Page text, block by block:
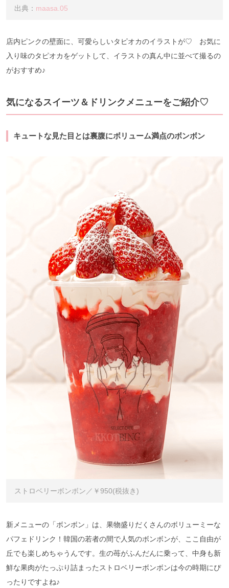
出典： maasa.05
店内ピンクの壁面に、可愛らしいタピオカのイラストが♡ お気に
入り味のタピオカをゲットして、イラストの真ん中に並べて撮るの
がおすすめ♪
気になるスイーツ＆ドリンクメニューをご紹介♡
キュートな見た目とは裏腹にボリューム満点のボンボン
ストロベリーボンボン／￥950(税抜き)
新メニューの「ボンボン」は、果物盛りだくさんのボリューミーな
パフェドリンク！韓国の若者の間で人気のボンボンが、ここ自由が
丘でも楽しめちゃうんです。生の苺がふんだんに乗って、中身も新
鮮な果肉がたっぷり詰まったストロベリーボンボンは今の時期にぴ
ったりですよね♪